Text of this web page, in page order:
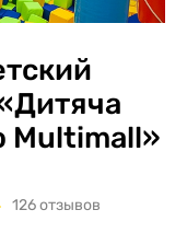
Multimall»
126отзывов